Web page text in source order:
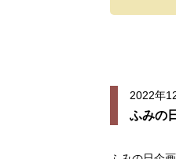
2022年
ふみの